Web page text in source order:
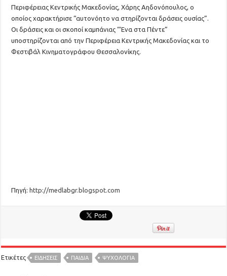
Περιφέρειας Κεντρικής Μακεδονίας, Χάρης Αηδονόπουλος, ο
οποίος χαρακτήρισε “αυτονόητο να στηρίζονται δράσεις ουσίας”.
Οι δράσεις και οι σκοποί καμπάνιας “‘Ενα στα Πέντε”
υποστηρίζονται από την Περιφέρεια Κεντρικής Μακεδονίας και το
Φεστιβάλ Κινηματογράφου Θεσσαλονίκης.
Πηγή: http://medlabgr.blogspot.com
Ετικέτες ΕΙΔΉΣΕΙΣ ΠΑΙΔΙΑ ΨΥΧΟΛΟΓΙΑ